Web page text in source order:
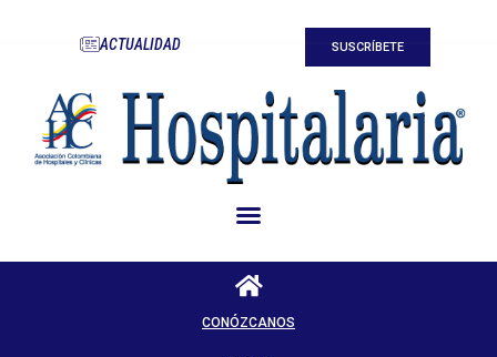
ACTUALIDAD SUSCRÍBETE
CONÓZCANOS